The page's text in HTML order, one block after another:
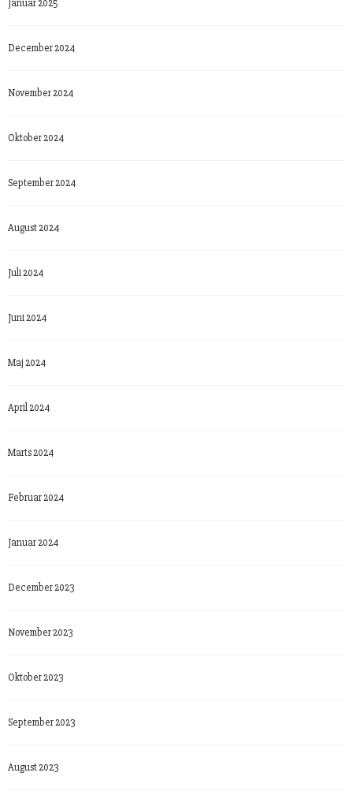
Januar 2025
December 2024
November 2024
Oktober 2024
September 2024
August 2024
Juli 2024
Juni 2024
Maj 2024
April 2024
Marts 2024
Februar 2024
Januar 2024
December 2023
November 2023
Oktober 2023
September 2023
August 2023